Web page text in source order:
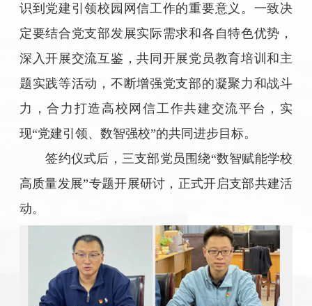
识到党建引领校园网信工作的重要意义。一致决
定要结合党支部发展实际需求和各自特色优势，
深入开展交流互鉴，共同开展党员教育培训和主
题实践等活动，不断增强党支部的凝聚力和战斗
力，合力打造高校网信工作共建交流平台，实
现“党建引领、数智强校”的共同进步目标。
签约仪式后，三支部党员围绕“数智赋能学校
高质量发展”专题开展研讨，正式开启支部共建活
动。